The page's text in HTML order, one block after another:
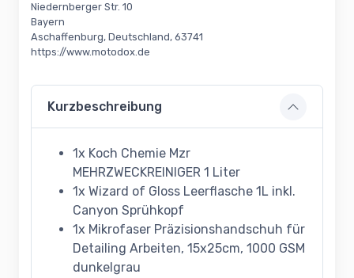
Niedernberger Str. 10
Bayern
Aschaffenburg, Deutschland, 63741
https://www.motodox.de
Kurzbeschreibung
1x Koch Chemie Mzr
MEHRZWECKREINIGER 1 Liter
1x Wizard of Gloss Leerflasche 1L inkl.
Canyon Sprühkopf
1x Mikrofaser Präzisionshandschuh für
Detailing Arbeiten, 15x25cm, 1000 GSM
dunkelgrau